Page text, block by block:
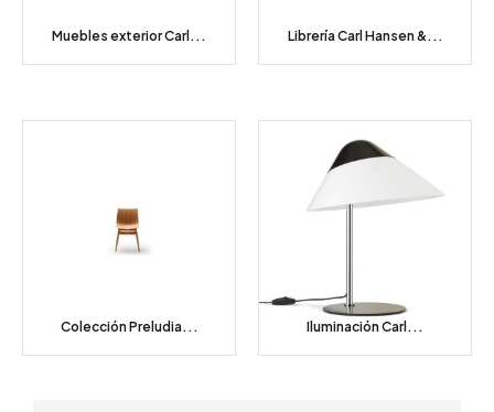
Muebles exterior Carl... Librería Carl Hansen &...
Colección Preludia... Iluminación Carl...